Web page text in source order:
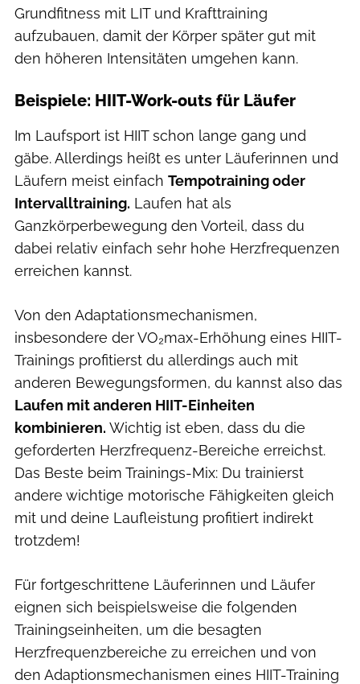
Grundfitness mit LIT und Krafttraining
aufzubauen, damit der Körper später gut mit
den höheren Intensitäten umgehen kann.
Beispiele: HIIT-Work-outs für Läufer
Im Laufsport ist HIIT schon lange gang und
gäbe. Allerdings heißt es unter Läuferinnen und
Läufern meist einfach Tempotraining oder
Intervalltraining. Laufen hat als
Ganzkörperbewegung den Vorteil, dass du
dabei relativ einfach sehr hohe Herzfrequenzen
erreichen kannst.
Von den Adaptationsmechanismen,
insbesondere der VO₂max-Erhöhung eines HIIT-
Trainings profitierst du allerdings auch mit
anderen Bewegungsformen, du kannst also das
Laufen mit anderen HIIT-Einheiten
kombinieren. Wichtig ist eben, dass du die
geforderten Herzfrequenz-Bereiche erreichst.
Das Beste beim Trainings-Mix: Du trainierst
andere wichtige motorische Fähigkeiten gleich
mit und deine Laufleistung profitiert indirekt
trotzdem!
Für fortgeschrittene Läuferinnen und Läufer
eignen sich beispielsweise die folgenden
Trainingseinheiten, um die besagten
Herzfrequenzbereiche zu erreichen und von
den Adaptionsmechanismen eines HIIT-Training